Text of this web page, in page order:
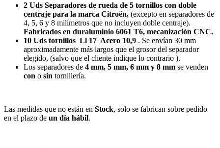
2 Uds Separadores de rueda de 5 tornillos con doble
centraje para la marca Citroën, (excepto en separadores de
4, 5, 6 y 8 milímetros que no incluyen doble centraje).
Fabricados en duraluminio 6061 T6, mecanización CNC.
10 Uds tornillos Ll 17 Acero 10,9 . Se envían 30 mm
aproximadamente más largos que el grosor del separador
elegido, (salvo que el cliente indique lo contrario ).
Los separadores de 4 mm, 5 mm, 6 mm y 8 mm se venden
con o sin tornillería.
Las medidas que no están en Stock, solo se fabrican sobre pedido
en el plazo de un día hábil.